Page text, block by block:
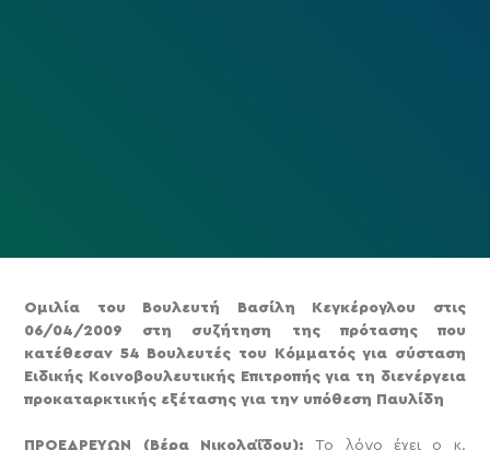
Ομιλία του Βουλευτή Βασίλη Κεγκέρογλου στις
06/04/2009 στη συζήτηση της πρότασης που
κατέθεσαν 54 Βουλευτές του Κόμματός για σύσταση
Ειδικής Κοινοβουλευτικής Επιτροπής για τη διενέργεια
προκαταρκτικής εξέτασης για την υπόθεση Παυλίδη
ΠΡΟΕΔΡΕΥΩΝ (Βέρα Νικολαΐδου): Το λόγο έχει ο κ.